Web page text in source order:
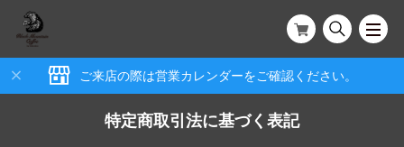
ご来店の際は営業カレンダーをご確認ください。
特定商取引法に基づく表記